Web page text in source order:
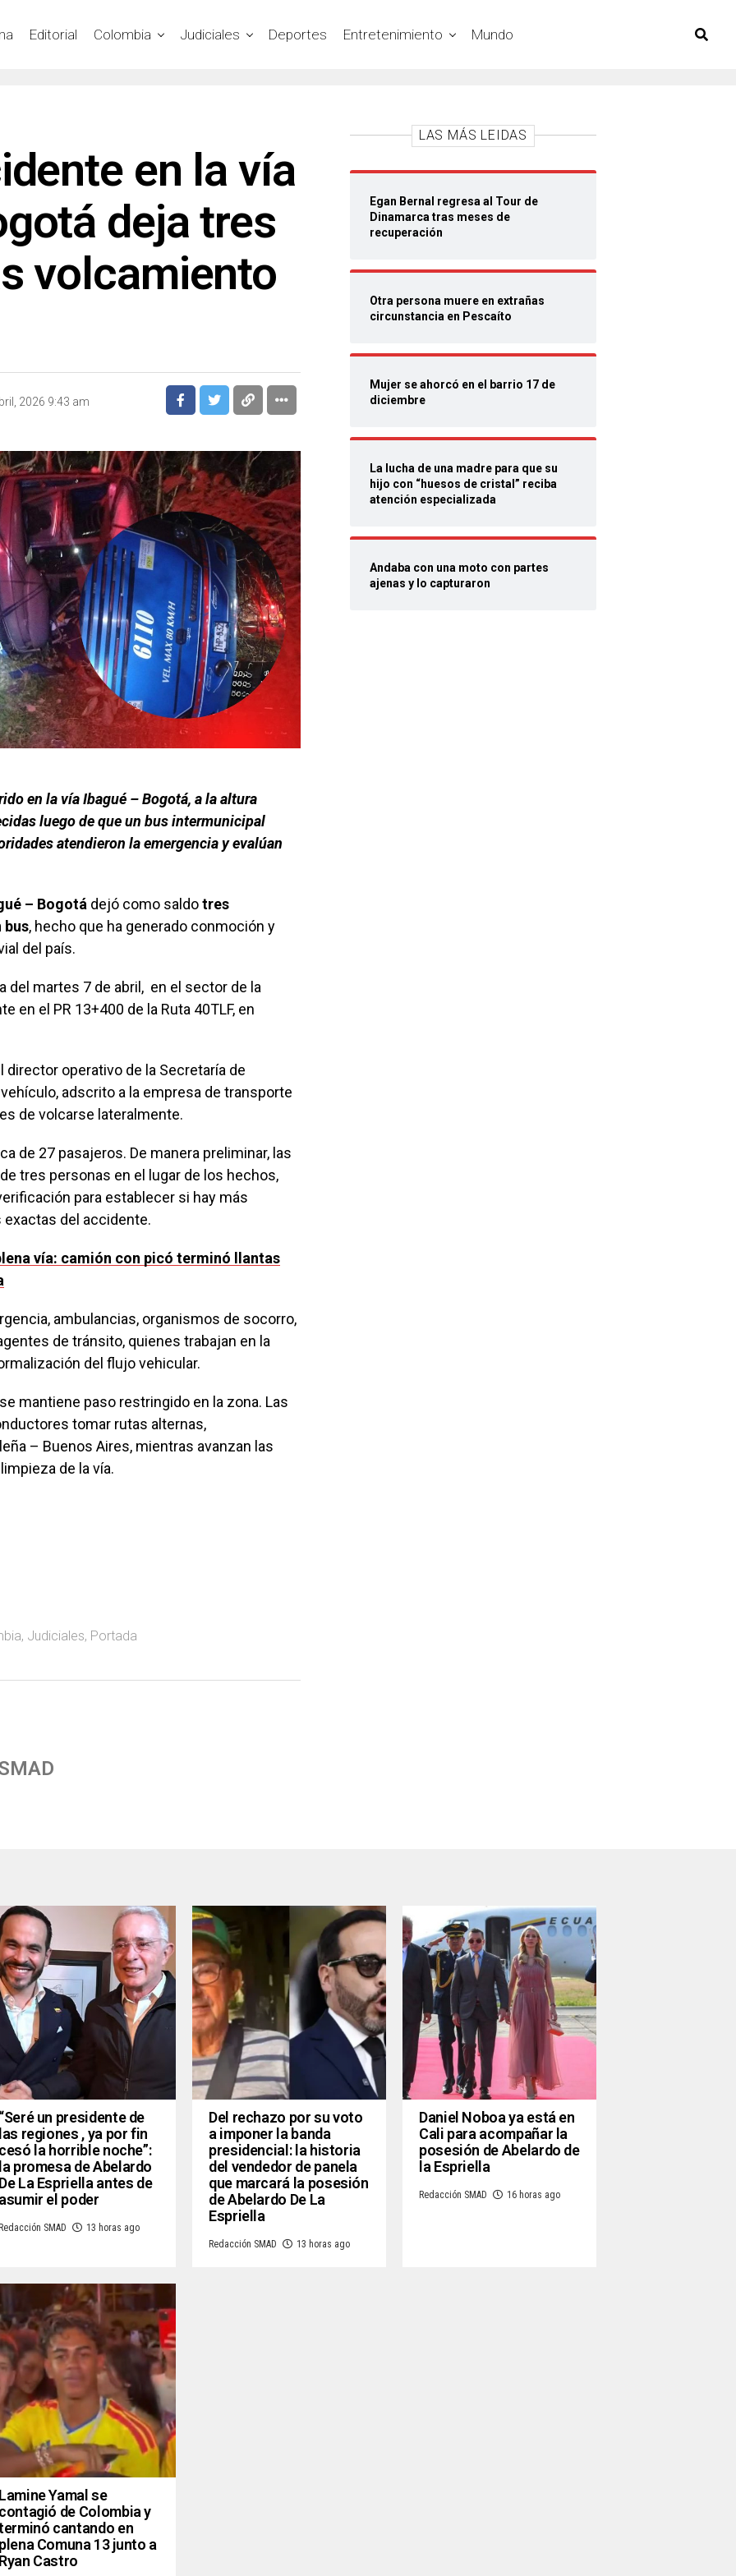
Editorial Colombia Judiciales Deportes Entretenimiento Mundo
en la vía
deja tres
volcamiento
2026 9:43 am
en la vía Ibagué – Bogotá, a la altura
luego de que un bus intermunicipal
atendieron la emergencia y evalúan
– Bogotá dejó como saldotres
bus, hecho que ha generado conmoción y
del país.
del martes 7 de abril, en el sector de la
en el PR 13+400 de la Ruta 40TLF, en
operativo de la Secretaría de
adscrito a la empresa de transporte
de volcarse lateralmente.
de 27 pasajeros. De manera preliminar, las
tres personas en el lugar de los hechos,
para establecer si hay más
exactas del accidente.
vía: camión con picó terminó llantas
ambulancias, organismos de socorro,
de tránsito, quienes trabajan en la
del flujo vehicular.
mantiene paso restringido en la zona. Las
tomar rutas alternas,
– Buenos Aires, mientras avanzan las
de la vía.
, Judiciales, Portada
LAS MÁS LEIDAS
Egan Bernal regresa al Tour de
Dinamarca tras meses de
recuperación
Otra persona muere en extrañas
circunstancia en Pescaíto
Mujer se ahorcó en el barrio 17 de
diciembre
La lucha de una madre para que su
hijo con “huesos de cristal” reciba
atención especializada
Andaba con una moto con partes
ajenas y lo capturaron
“Seré un presidente de
las regiones , ya por fin
cesó la horrible noche”:
la promesa de Abelardo
De La Espriella antes de
asumir el poder
Redacción SMAD 13 horas ago
Del rechazo por su voto
a imponer la banda
presidencial: la historia
del vendedor de panela
que marcará la posesión
de Abelardo De La
Espriella
Redacción SMAD 13 horas ago
Daniel Noboa ya está en
Cali para acompañar la
posesión de Abelardo de
la Espriella
Redacción SMAD 16 horas ago
Lamine Yamal se
contagió de Colombia y
cantando en
plena Comuna 13 junto a
Ryan Castro